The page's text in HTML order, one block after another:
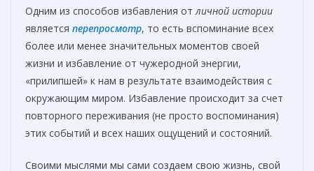
Одним из способов избавления отличной истории
является перепросмотр, то есть вспоминание всех
более или менее значительных моментов своей
жизни и избавление от чужеродной энергии,
«прилипшей» к нам в результате взаимодействия с
окружающим миром. Избавление происходит за счет
повторного переживания (не просто воспоминания)
этих событий и всех наших ощущений и состояний.
Своими мыслями мы сами создаем свою жизнь, свой